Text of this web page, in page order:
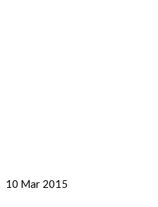
10 Mar 2015